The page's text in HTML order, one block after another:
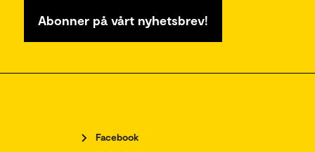
Abonner på vårt nyhetsbrev!
Facebook